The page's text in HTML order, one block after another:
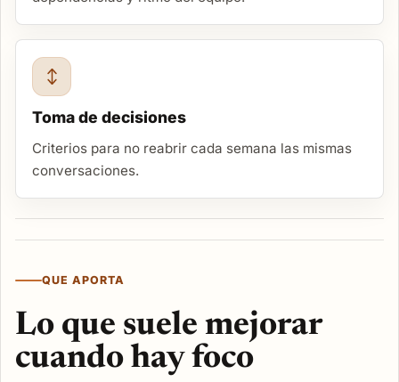
Toma de decisiones
Criterios para no reabrir cada semana las mismas
conversaciones.
QUE APORTA
Lo que suele mejorar
cuando hay foco